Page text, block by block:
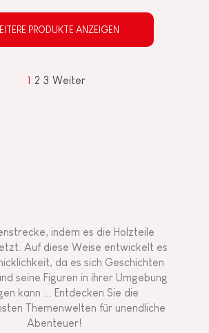
PRODUKTE ANZEIGEN
1 2 3 Weiter
indem es die Holzteile
Auf diese Weise entwickelt es
da es sich Geschichten
seine Figuren in ihrer Umgebung
kann ... Entdecken Sie die
Themenwelten für unendliche
Abenteuer!